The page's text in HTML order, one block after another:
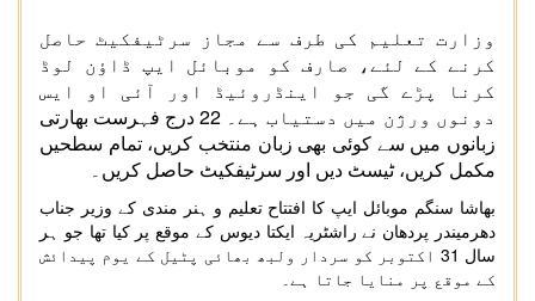
وزارت تعلیم کی طرف سے مجاز سرٹیفکیٹ حاصل
کرنے کے لئے، صارف کو موبائل ایپ ڈاؤن لوڈ
کرنا پڑے گی جو اینڈروئیڈ اور آئی او ایس
دونوں ورژن میں دستیاب ہے۔ 22 درج فہرست بھارتی
زبانوں میں سے کوئی بھی زبان منتخب کریں، تمام سطحیں
مکمل کریں، ٹیسٹ دیں اور سرٹیفکیٹ حاصل کریں۔
بھاشا سنگم موبائل ایپ کا افتتاح تعلیم و ہنر مندی کے وزیر جناب
دھرمیندر پردھان نے راشٹریہ ایکتا دیوس کے موقع پر کیا تھا جو ہر
سال 31 اکتوبر کو سردار ولبھ بھائی پٹیل کے یوم پیدائش
کے موقع پر منایا جاتا ہے۔